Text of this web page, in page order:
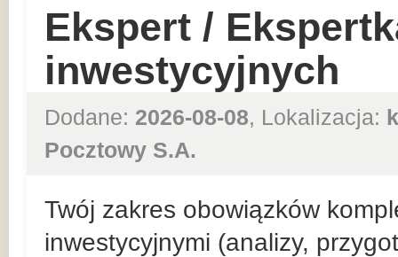
Ekspert /
inwestycyjnych
Dodane: 2026-08-08, Lokalizacja:
Pocztowy S.A.
Twój zakres obowiązków
inwestycyjnymi (analizy,